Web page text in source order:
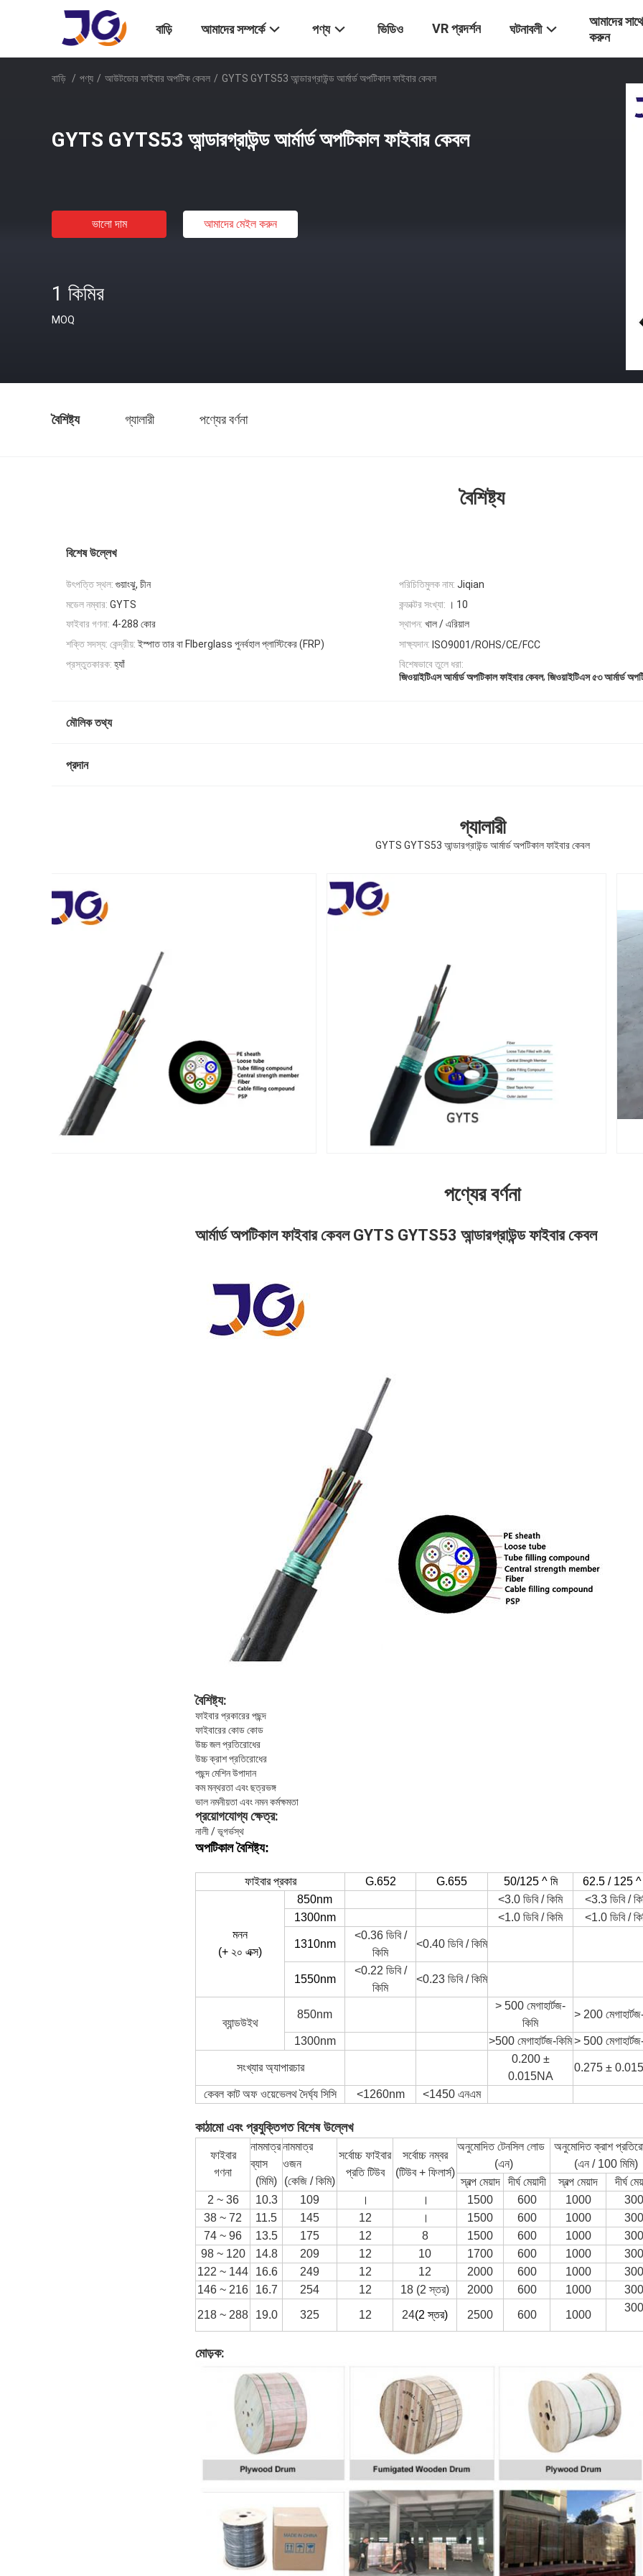
বাড়ি আমাদের সম্পর্কে পণ্য ভিডিও VR প্রদর্শন ঘটনাবলী
আমাদের
করুন
বাড়ি / পণ্য / আউটডোর ফাইবার অপটিক কেবল / GYTS GYTS53 আন্ডারগ্রাউন্ড আর্মার্ড অপটিকাল ফাইবার কেবল
GYTS GYTS53 আন্ডারগ্রাউন্ড আর্মার্ড অপটিকাল ফাইবার কেবল
ভালো দাম আমাদের মেইল ​​করুন
1 কিমির
MOQ
বৈশিষ্ট্য গ্যালারী পণ্যের বর্ণনা
বৈশিষ্ট্য
বিশেষ উল্লেখ
উৎপত্তি স্থল: গুয়াংঝু, চীন পরিচিতিমুলক নাম: Jiqian
মডেল নম্বার: GYTS কন্ডাক্টর সংখ্যা: । 10
ফাইবার গণনা: 4-288 কোর স্থাপন: খাল / এরিয়াল
শক্তি সদস্য: কেন্দ্রীয়: ইস্পাত তার বা FIberglass পুনর্বহাল প্লাস্টিকের (FRP) সাক্ষ্যদান: ISO9001/ROHS/CE/FCC
প্রস্তুতকারক: হ্যাঁ
বিশেষভাবে তুলে ধরা:
জিওয়াইটিএস আর্মার্ড অপটিকাল ফাইবার কেবল, জিওয়াইটিএস ৫৩ আর্মার্ড
মৌলিক তথ্য
প্রদান
গ্যালারী
GYTS GYTS53 আন্ডারগ্রাউন্ড আর্মার্ড অপটিকাল ফাইবার কেবল
পণ্যের বর্ণনা
আর্মার্ড অপটিকাল ফাইবার কেবল GYTS GYTS53 আন্ডারগ্রাউন্ড ফাইবার কেবল
বৈশিষ্ট্য:
ফাইবার প্রকারের পছন্দ
ফাইবারের কোড কোড
উচ্চ জল প্রতিরোধের
উচ্চ ক্রাশ প্রতিরোধের
পছন্দ মেশিন উপাদান
কম মন্থরতা এবং ছত্রভঙ্গ
ভাল নমনীয়তা এবং নমন কর্মক্ষমতা
প্রয়োগযোগ্য ক্ষেত্র:
নালী / ভূগর্ভস্থ
অপটিকাল বৈশিষ্ট্য:
ফাইবার প্রকার G.652 G.655 50/125 ^ মি 62.5 / 125 ^
মনন
(+ ২০ এক্স)
850nm <3.0 ডিবি / কিমি
<3.3 ডিবি /
1300nm
<1.0 ডিবি / কিমি <1.0 ডিবি /
1310nm
<0.36 ডিবি /
কিমি
<0.40 ডিবি / কিমি
1550nm
<0.22 ডিবি /
কিমি
<0.23 ডিবি / কিমি
ব্যান্ডউইথ
850nm
> 500 মেগাহার্টজ-
কিমি
> 200
1300nm >500 মেগাহার্টজ-কিমি> 500
সংখ্যার অ্যাপারচার
0.200 ±
0.015NA
0.275 ±
কেবল কাট অফ ওয়েভেলথ দৈর্ঘ্য সিসি <1260nm <1450 এনএম
কাঠামো এবং প্রযুক্তিগত বিশেষ উল্লেখ
ফাইবার
গণনা
নামমাত্র
ব্যাস
(মিমি)
নামমাত্র
ওজন
(কেজি / কিমি)
সর্বোচ্চ ফাইবার
প্রতি টিউব
সর্বোচ্চ নম্বর
(টিউব + ফিলার্স)
অনুমোদিত টেনসিল লোড
(এন)
অনুমোদিত ক্রাশ
(এন / 100 মিমি)
স্বল্প মেয়াদ
দীর্ঘ মেয়াদী স্বল্প মেয়াদ
দীর্ঘ
2 ~ 36
10.3 109 । । 1500 600 1000
300
38 ~ 72
11.5 145 12 । 1500 600 1000
300
74 ~ 96
13.5 175 12 8 1500 600 1000
300
98 ~ 120
14.8 209 12 10 1700 600 1000
300
122 ~ 144
16.6 249 12 12 2000 600 1000
300
146 ~ 216
16.7 254 12 18 (2 স্তর) 2000 600 1000 300
218 ~ 288 19.0 325 12 24(2 স্তর) 2500 600 1000
300
মোড়ক: